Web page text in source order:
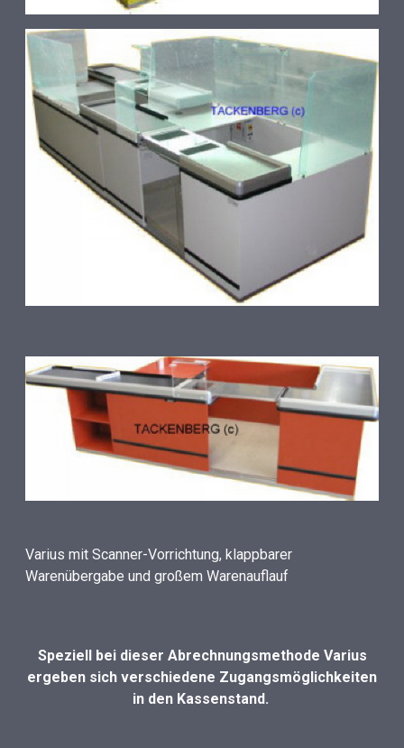
Varius mit Scanner-Vorrichtung, klappbarer
Warenübergabe und großem Warenauflauf
Speziell bei dieser Abrechnungsmethode Varius
ergeben sich verschiedene Zugangsmöglichkeiten
in den Kassenstand.